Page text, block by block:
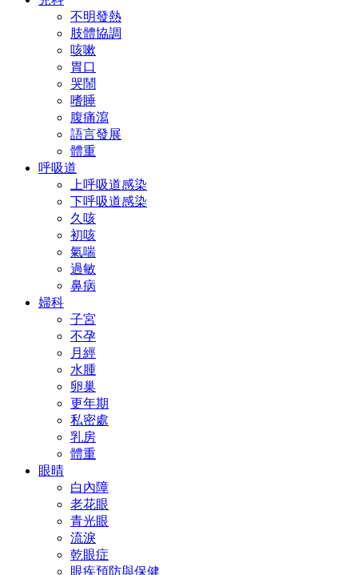
不明發熱
肢體協調
咳嗽
胃口
哭鬧
嗜睡
腹痛瀉
語言發展
體重
呼吸道
上呼吸道感染
下呼吸道感染
久咳
初咳
氣喘
過敏
鼻病
婦科
子宮
不孕
月經
水腫
卵巢
更年期
私密處
乳房
體重
眼晴
白內障
老花眼
青光眼
流淚
乾眼症
眼疾預防與保健